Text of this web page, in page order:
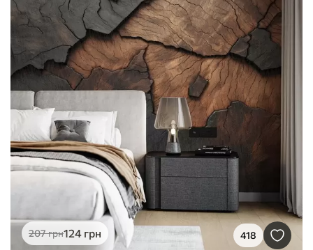
207грн124 грн 418